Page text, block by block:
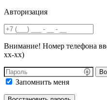
Авторизация
Внимание! Номер телефона
хх-хх)
Запомнить меня